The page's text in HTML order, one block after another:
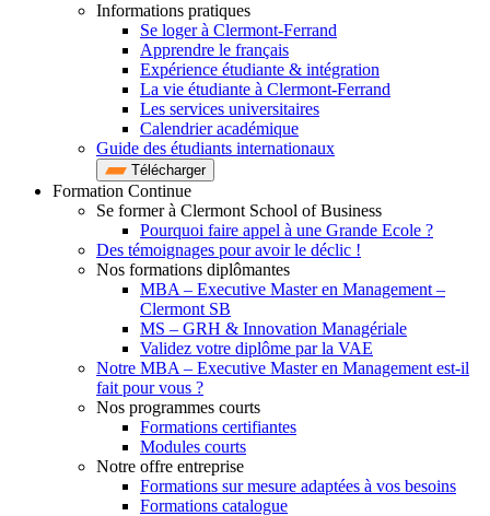
Informations pratiques
Se loger à Clermont-Ferrand
Apprendre le français
Expérience étudiante & intégration
La vie étudiante à Clermont-Ferrand
Les services universitaires
Calendrier académique
Guide des étudiants internationaux
Télécharger
Formation Continue
Se former à Clermont School of Business
Pourquoi faire appel à une Grande Ecole ?
Des témoignages pour avoir le déclic !
Nos formations diplômantes
MBA – Executive Master en Management –
Clermont SB
MS – GRH & Innovation Managériale
Validez votre diplôme par la VAE
Notre MBA – Executive Master en Management est-il
fait pour vous ?
Nos programmes courts
Formations certifiantes
Modules courts
Notre offre entreprise
Formations sur mesure adaptées à vos besoins
Formations catalogue